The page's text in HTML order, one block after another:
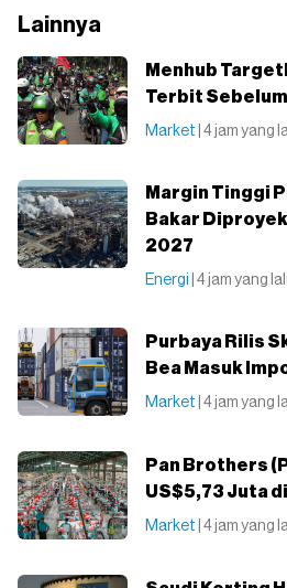
Lainnya
Menhub
Terbit
Market | 4 jam yang
Margin Tinggi
Bakar
2027
Energi | 4 jam yang
Purbaya Rilis
Bea Masuk
Market | 4 jam yang
Pan Brothers
US$5,73 Juta
Market | 4 jam yang